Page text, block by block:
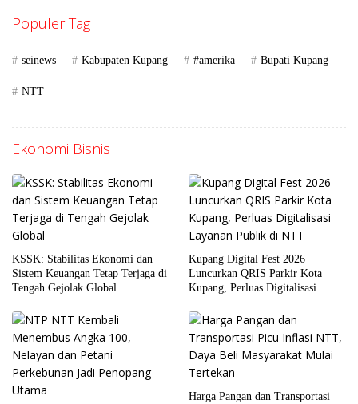
Populer Tag
seinews Kabupaten Kupang #amerika Bupati Kupang
NTT
Ekonomi Bisnis
KSSK: Stabilitas Ekonomi dan
Sistem Keuangan Tetap Terjaga di
Tengah Gejolak Global
Kupang Digital Fest 2026
Luncurkan QRIS Parkir Kota
Kupang, Perluas Digitalisasi
Harga Pangan dan Transportasi